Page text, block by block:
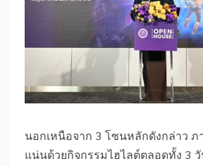
นอกเหนือจาก 3 โซนหลักดังกล่าว ภ
แน่นด้วยกิจกรรมไฮไลต์ตลอดทั้ง 3 วั